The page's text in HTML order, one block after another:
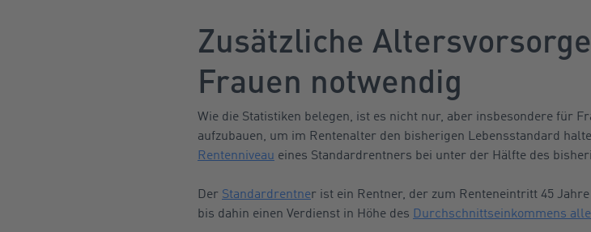
Zusätzliche
Frauen notwendig
Wie die Statistiken belegen, ist es nicht nur, aber insbesondere für
aufzubauen, um im Rentenalter den bisherigen Lebensstandard
Rentenniveau eines Standardrentners bei unter der Hälfte des
Der Standardrentner ist ein Rentner, der zum Renteneintritt 45
bis dahin einen Verdienst in Höhe des Durchschnittseinkommens